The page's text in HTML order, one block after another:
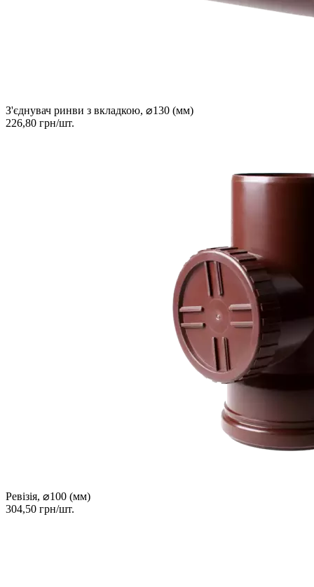
З'єднувач ринви з вкладкою, ⌀130 (мм)
226,80 грн/шт.
Ревізія, ⌀100 (мм)
304,50 грн/шт.